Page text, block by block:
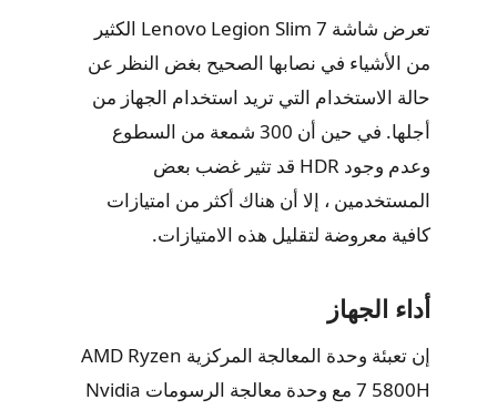
تعرض شاشة Lenovo Legion Slim 7 الكثير
من الأشياء في نصابها الصحيح بغض النظر عن
حالة الاستخدام التي تريد استخدام الجهاز من
أجلها. في حين أن 300 شمعة من السطوع
وعدم وجود HDR قد تثير غضب بعض
المستخدمين ، إلا أن هناك أكثر من امتيازات
كافية معروضة لتقليل هذه الامتيازات.
أداء الجهاز
إن تعبئة وحدة المعالجة المركزية AMD Ryzen
7 5800H مع وحدة معالجة الرسومات Nvidia